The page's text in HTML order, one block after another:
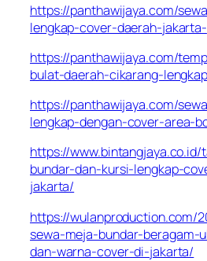
https://panthawijaya.com/
lengkap-cover-daerah-
https://panthawijaya.com/
bulat-daerah-cikarang-
https://panthawijaya.com/
lengkap-dengan-cover-area-
https://
bundar-dan-kursi-lengkap-
jakarta/
https://wulanproduction.com/
sewa-meja-bundar-beragam-
dan-warna-cover-di-jakarta/